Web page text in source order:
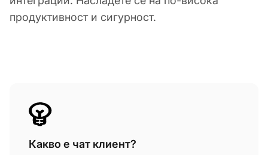
продуктивност и сигурност.
Какво е чат клиент?